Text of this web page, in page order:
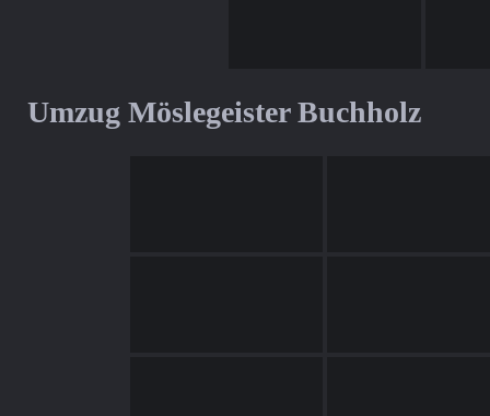
Umzug Möslegeister Buchholz